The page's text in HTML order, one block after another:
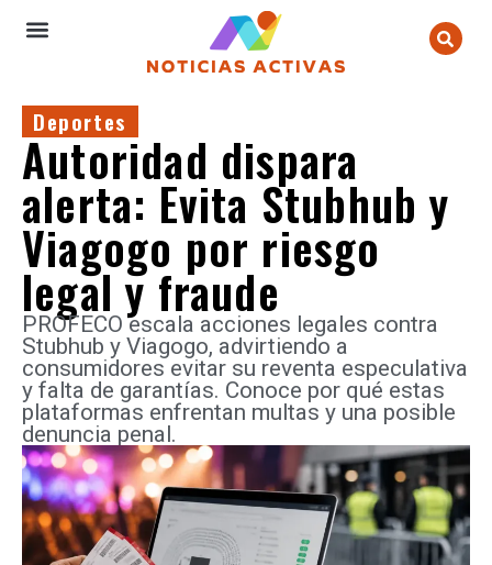
Deportes
Autoridad dispara
alerta: Evita Stubhub y
Viagogo por riesgo
legal y fraude
PROFECO escala acciones legales contra
Stubhub y Viagogo, advirtiendo a
consumidores evitar su reventa especulativa
y falta de garantías. Conoce por qué estas
plataformas enfrentan multas y una posible
denuncia penal.